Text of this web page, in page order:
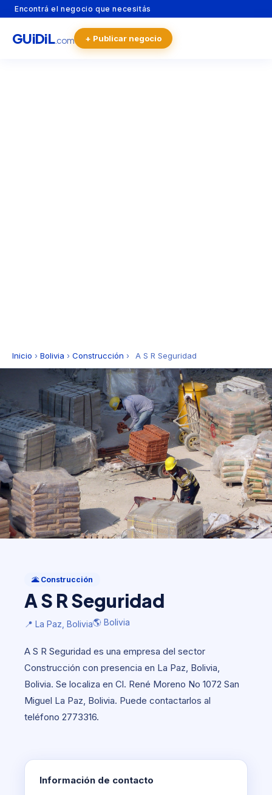
Encontrá el negocio que necesitás
GUiDiL.com + Publicar negocio
Inicio › Bolivia › Construcción › A S R Seguridad
A S R Seguridad
📍 La Paz, Bolivia🌎 Bolivia
🌋 Construcción
A S R Seguridad
📍 La Paz, Bolivia🌎 Bolivia
A S R Seguridad es una empresa del sector
Construcción con presencia en La Paz, Bolivia,
Bolivia. Se localiza en Cl. René Moreno No 1072 San
Miguel La Paz, Bolivia. Puede contactarlos al
teléfono 2773316.
Información de contacto